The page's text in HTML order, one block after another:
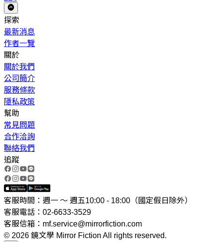
探索
最新消息
作者一覽
關於
關於我們
公司簡介
服務條款
隱私政策
幫助
常見問題
合作洽詢
聯絡我們
追蹤
客服時間：週一 ～ 週五10:00 - 18:00（國定假日除外）
客服電話：02-6633-3529
客服信箱：mf.service@mirrorfiction.com
© 2026 鏡文學 Mirror Fiction All rights reserved.